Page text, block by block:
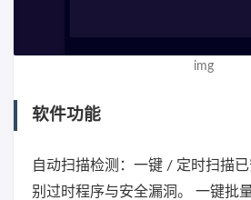
img
软件功能
自动扫描检测：一键 / 定时扫描
别过时程序与安全漏洞。 一键批